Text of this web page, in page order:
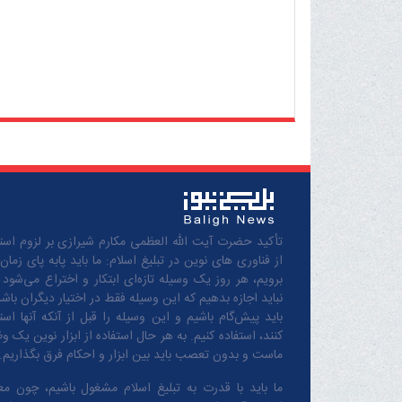
تأکید حضرت آیت الله العظمی مکارم شیرازی بر لزوم
از فناوری های نوین در تبلیغ اسلام: ما باید پابه پای
برویم، هر روز یک وسیله تازه‌ای ابتکار و اختراع
نباید اجازه بدهیم که این وسیله فقط در اختیار دیگران
باید پیش‌گام باشیم و این وسیله را قبل از آنکه آنها
کنند، استفاده کنیم. به هر حال استفاده از ابزار نوین یک
ماست و بدون تعصب باید بین ابزار و احکام فرق بگذاریم.
ما باید با قدرت به تبلیغ اسلام مشغول باشیم، چون